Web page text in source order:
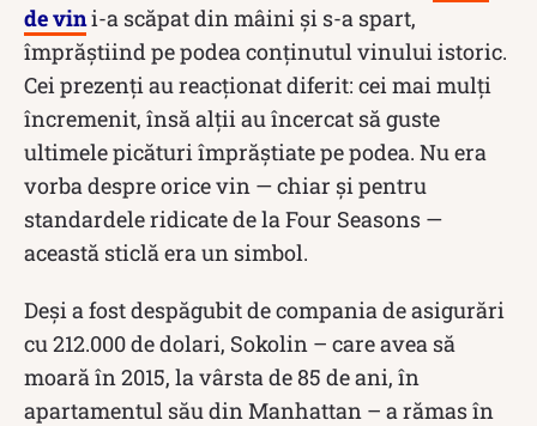
de vini-a scăpat din mâini și s-a spart,
împrăștiind pe podea conținutul vinului istoric.
Cei prezenți au reacționat diferit: cei mai mulți
încremenit, însă alții au încercat să guste
ultimele picături împrăștiate pe podea. Nu era
vorba despre orice vin — chiar și pentru
standardele ridicate de la Four Seasons —
această sticlă era un simbol.
Deși a fost despăgubit de compania de asigurări
cu 212.000 de dolari, Sokolin – care avea să
moară în 2015, la vârsta de 85 de ani, în
apartamentul său din Manhattan – a rămas în